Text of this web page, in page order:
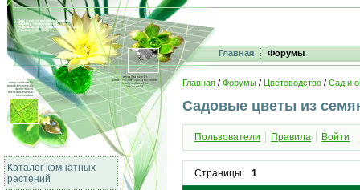
Главная Форумы
Каталог комнатных
растений
Главная / Форумы / Цветоводство / Сад и
Садовые цветы из
Пользователи Правила Войти
Страницы: 1